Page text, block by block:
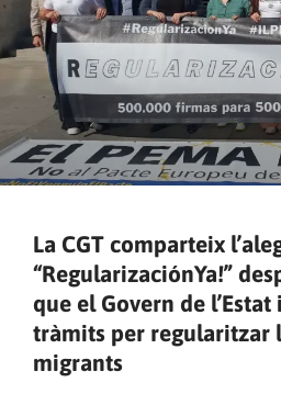
La CGT comparteix
“RegularizaciónYa!”
que el Govern de
tràmits per regularitzar
migrants